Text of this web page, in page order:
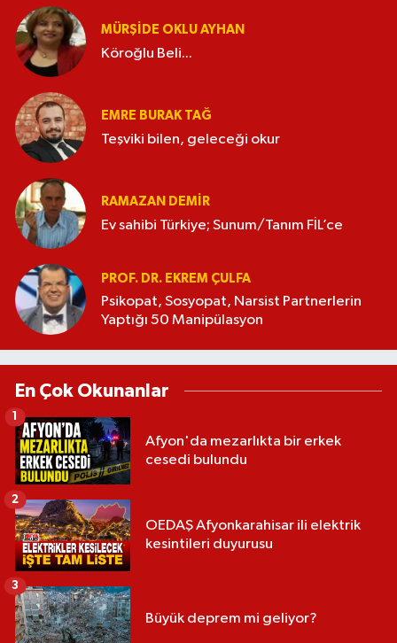
MÜRŞIDE OKLU AYHAN
Köroğlu Beli...
EMRE BURAK TAĞ
Teşviki bilen, geleceği okur
RAMAZAN DEMİR
Ev sahibi Türkiye; Sunum/Tanım FİL’ce
PROF. DR. EKREM ÇULFA
Psikopat, Sosyopat, Narsist Partnerlerin
Yaptığı 50 Manipülasyon
En Çok Okunanlar
Afyon'da mezarlıkta bir erkek
cesedi bulundu
1
OEDAŞ Afyonkarahisar ili elektrik
kesintileri duyurusu
2
Büyük deprem mi geliyor?
3